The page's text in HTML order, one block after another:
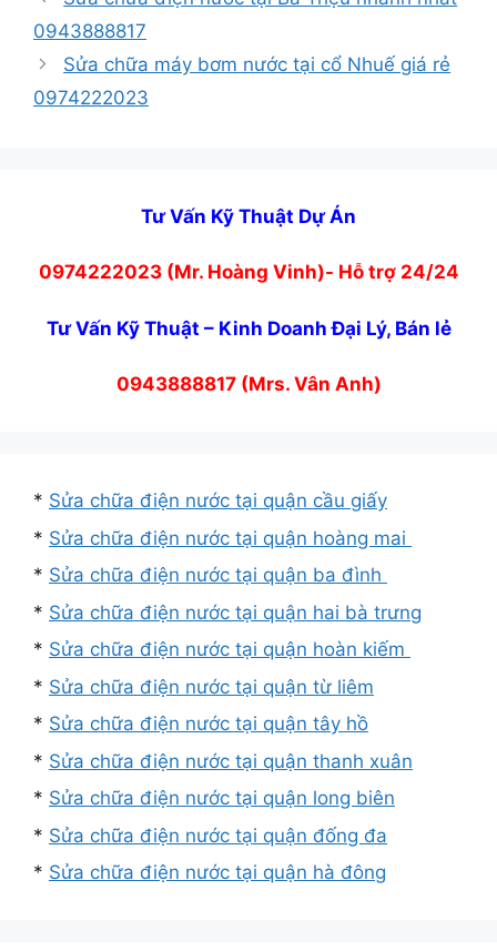
0943888817
Sửa chữa máy bơm nước tại cổ Nhuế giá rẻ
0974222023
Tư Vấn Kỹ Thuật Dự Án
0974222023 (Mr. Hoàng Vinh)- Hỗ trợ 24/24
Tư Vấn Kỹ Thuật – Kinh Doanh Đại Lý, Bán lẻ
0943888817 (Mrs. Vân Anh)
* Sửa chữa điện nước tại quận cầu giấy
* Sửa chữa điện nước tại quận hoàng mai
* Sửa chữa điện nước tại quận ba đình
* Sửa chữa điện nước tại quận hai bà trưng
* Sửa chữa điện nước tại quận hoàn kiếm
* Sửa chữa điện nước tại quận từ liêm
* Sửa chữa điện nước tại quận tây hồ
* Sửa chữa điện nước tại quận thanh xuân
* Sửa chữa điện nước tại quận long biên
* Sửa chữa điện nước tại quận đống đa
* Sửa chữa điện nước tại quận hà đông